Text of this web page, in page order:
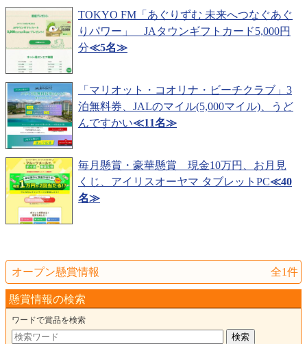
TOKYO FM「あぐりずむ 未来へつなぐあぐ
りパワー」 JAタウンギフトカード5,000円
分≪5名≫
「マリオット・コオリナ・ビーチクラブ」3
泊無料券、JALのマイル(5,000マイル)、うど
んですかい≪11名≫
毎月懸賞・豪華懸賞 現金10万円、お月見
くじ、アイリスオーヤマ タブレットPC≪40
名≫
オープン懸賞情報 全1件
懸賞情報の検索
ワードで賞品を検索